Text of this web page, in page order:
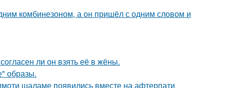
комбинезоном, а он пришёл с одним словом и
ли он взять её в жёны.
образы.
шаламе появились вместе на афтерпати